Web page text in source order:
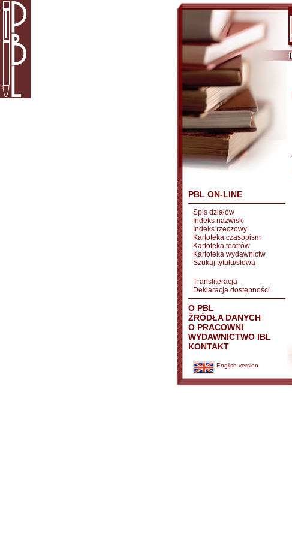
PBL ON-LINE
Spis działów
Indeks nazwisk
Indeks rzeczowy
Kartoteka czasopism
Kartoteka teatrów
Kartoteka wydawnictw
Szukaj tytułu/słowa
Transliteracja
Deklaracja dostępności
O PBL
ŹRÓDŁA DANYCH
O PRACOWNI
WYDAWNICTWO IBL
KONTAKT
English version